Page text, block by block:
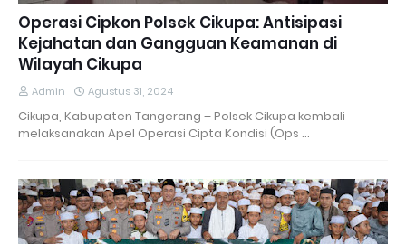
Operasi Cipkon Polsek Cikupa: Antisipasi
Kejahatan dan Gangguan Keamanan di
Wilayah Cikupa
Admin Agustus 31, 2024
Cikupa, Kabupaten Tangerang – Polsek Cikupa kembali
melaksanakan Apel Operasi Cipta Kondisi (Ops …